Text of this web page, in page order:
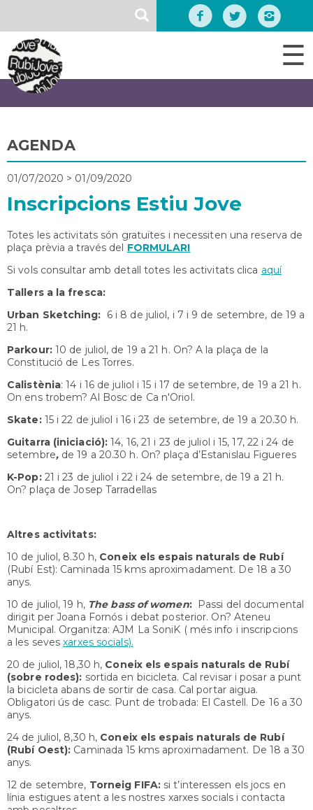
contingut
☰
AGENDA
01/07/2020 > 01/09/2020
Inscripcions Estiu Jove
Totes les activitats són gratuïtes i necessiten una reserva de
plaça prèvia a través del FORMULARI
Si vols consultar amb detall totes les activitats clica aquí
Tallers a la fresca:
Urban Sketching: 6 i 8 de juliol, i 7 i 9 de setembre, de 19 a
21 h.
Parkour: 10 de juliol, de 19 a 21 h. On? A la plaça de la
Constitució de Les Torres.
Calistènia: 14 i 16 de juliol i 15 i 17 de setembre, de 19 a 21 h.
On ens trobem? Al Bosc de Ca n'Oriol.
Skate: 15 i 22 de juliol i 16 i 23 de setembre, de 19 a 20.30 h.
Guitarra (iniciació):14, 16, 21 i 23 de juliol i 15, 17, 22 i 24 de
setembre, de 19 a 20.30 h. On? plaça d’Estanislau Figueres
K-Pop: 21 i 23 de juliol i 22 i 24 de setembre, de 19 a 21 h.
On? plaça de Josep Tarradellas
Altres activitats:
10 de juliol, 8.30 h, Coneix els espais naturals de Rubí
(Rubí Est): Caminada 15 kms aproximadament. De 18 a 30
anys.
10 de juliol, 19 h, The bass of women: Passi del documental
dirigit per Joana Fornós i debat posterior. On? Ateneu
Municipal. Organitza: AJM La SoniK ( més info i inscripcions
a les sevesxarxes socials).
20 de juliol, 18,30 h, Coneix els espais naturals de Rubí
(sobre rodes): sortida en bicicleta. Cal revisar i posar a punt
la bicicleta abans de sortir de casa. Cal portar aigua.
Obligatori ús de casc. Punt de trobada: El Castell. De 16 a 30
anys.
24 de juliol, 8,30 h, Coneix els espais naturals de Rubí
(Rubí Oest): Caminada 15 kms aproximadament. De 18 a 30
anys.
12 de setembre, Torneig FIFA: si t’interessen els jocs en
línia estigues atent a les nostres xarxes socials i contacta